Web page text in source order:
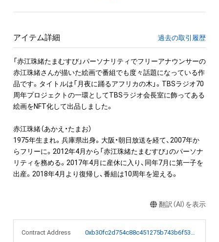
アイテム詳細 過去の取引履歴
「赤江珠緒たまむすび」パーソナリティでフリーアナウンサーの
赤江珠緒さんが描いた絵画で番組でも度々話題になっている作
品です。タイトルは「月夜に踊るアフリカの木」。TBSラジオ70
周年プロジェクトの一環としてTBSラジオ会長室に飾ってある
絵画をNFT化して出品しました。
赤江珠緒（あかえ・たまお）
1975年生まれ。兵庫県出身。大阪・朝日放送を経て、2007年か
らフリーに。2012年4月から「赤江珠緒たまむすび」のパーソナ
リティを務める。2017年4月に産休に入り、同年7月に第一子を
出産。2018年4月より復帰し、番組は10周年を迎える。
翻訳（AI）を表示
Contract Address
0xb30fc2d754c88c451275b743b6f530f19f643683